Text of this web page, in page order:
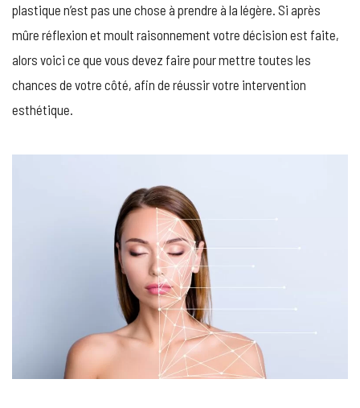
FAIRE
plastique n’est pas une chose à prendre à la légère. Si après
mûre réflexion et moult raisonnement votre décision est faite,
alors voici ce que vous devez faire pour mettre toutes les
chances de votre côté, afin de réussir votre intervention
esthétique.